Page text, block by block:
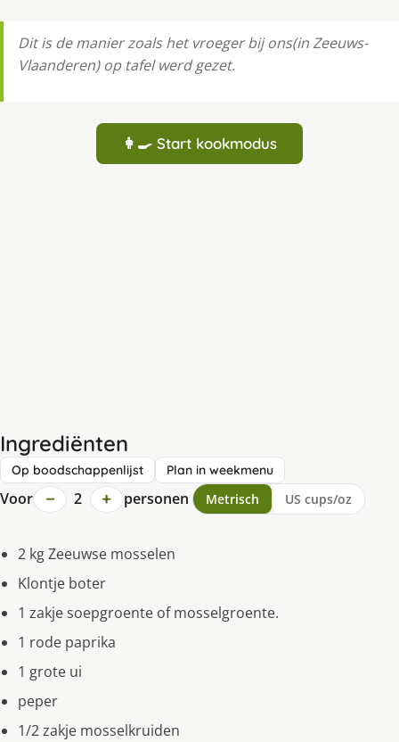
Dit is de manier zoals het vroeger bij ons(in Zeeuws-
Vlaanderen) op tafel werd gezet.
👩‍🍳 Start kookmodus
Ingrediënten
Op boodschappenlijst Plan in weekmenu
Voor − 2 + personen Metrisch US cups/oz
2 kg Zeeuwse mosselen
Klontje boter
1 zakje soepgroente of mosselgroente.
1 rode paprika
1 grote ui
peper
1/2 zakje mosselkruiden